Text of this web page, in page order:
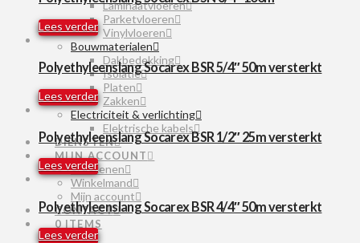
Laminaatvloeren
Parketvloeren
Vinylvloeren
Bouwmaterialen
Dakbedekking
Isolatie
Platen
Zakken
Electriciteit & verlichting
Elektrische kabels
DIENSTEN
MIJN ACCOUNT
Afrekenen
Winkelmand
Mijn account
CONTACT
0 ITEMS
Lees verder
Polyethyleenslang Socarex BSR 5/4″ 50m versterkt
Lees verder
Polyethyleenslang Socarex BSR 1/2″ 25m versterkt
Lees verder
Polyethyleenslang Socarex BSR 4/4″ 50m versterkt
Lees verder